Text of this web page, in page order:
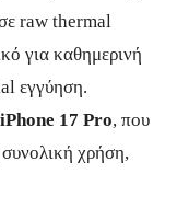
raw thermal
για καθημερινή
εγγύηση.
iPhone 17 Pro, που
χρήση,